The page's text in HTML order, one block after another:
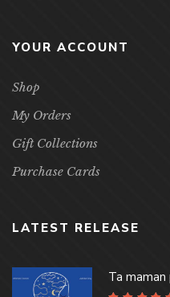
YOUR ACCOUNT
Shop
My Orders
Gift Collections
Purchase Cards
LATEST RELEASE
Ta